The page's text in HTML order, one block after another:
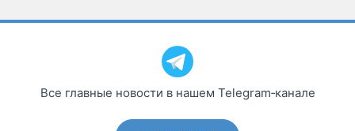
Все главные новости в нашем Telegram‑канале